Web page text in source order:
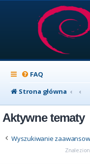
FAQ
Strona główna
Aktywne tematy
Wyszukiwanie